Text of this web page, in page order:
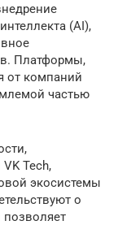
(AI),
Платформы,
от компаний
частью
Tech,
экосистемы
о